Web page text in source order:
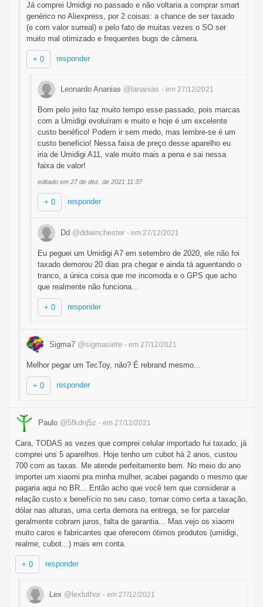
Já comprei Umidigi no passado e não voltaria a comprar smart
genérico no Aliexpress, por 2 coisas: a chance de ser taxado
(e com valor surreal) e pelo fato de muitas vezes o SO ser
muito mal otimizado e frequentes bugs de câmera.
+ 0 responder
Leonardo Ananias @lananias - em 27/12/2021
Bom pelo jeito faz muito tempo esse passado, pois marcas
com a Umidigi evoluíram e muito e hoje é um excelente
custo benéfico! Podem ir sem medo, mas lembre-se é um
custo beneficio! Nessa faixa de preço desse aparelho eu
iria de Umidigi A11, vale muito mais a pena e sai nessa
faixa de valor!
editado em 27 de dez. de 2021 11:37
+ 0 responder
Dd @ddwinchester - em 27/12/2021
Eu peguei um Umidigi A7 em setembro de 2020, ele não foi
taxado demorou 20 dias pra chegar e ainda tá aguentando o
tranco, a única coisa que me incomoda e o GPS que acho
que realmente não funciona...
+ 0 responder
Sigma7 @sigmasiete - em 27/12/2021
Melhor pegar um TecToy, não? É rebrand mesmo...
+ 0 responder
Paulo @5fkdnj5z - em 27/12/2021
Cara, TODAS as vezes que comprei celular importado fui taxado, já
comprei uns 5 aparelhos. Hoje tenho um cubot há 2 anos, custou
700 com as taxas. Me atende perfeitamente bem. No meio do ano
importei um xiaomi pra minha mulher, acabei pagando o mesmo que
pagaria aqui no BR... Então acho que você tem que considerar a
relação custo x benefício no seu caso, tomar como certa a taxação,
dólar nas alturas, uma certa demora na entrega, se for parcelar
geralmente cobram juros, falta de garantia... Mas vejo os xiaomi
muito caros e fabricantes que oferecem ótimos produtos (umidigi,
realme, cubot...) mais em conta.
+ 0 responder
Lex @lexluthor - em 27/12/2021